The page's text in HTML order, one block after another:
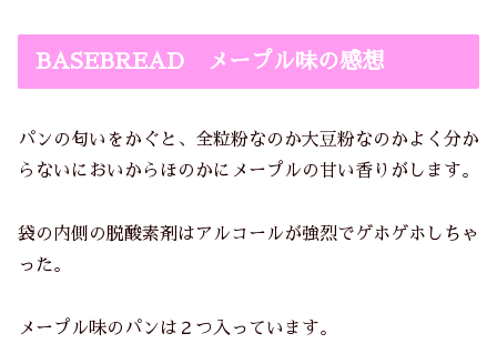
BASEBREAD メープル味の感想
パンの匂いをかぐと、全粒粉なのか大豆粉なのかよく分か
らないにおいからほのかにメープルの甘い香りがします。
袋の内側の脱酸素剤はアルコールが強烈でゲホゲホしちゃ
った。
メープル味のパンは２つ入っています。